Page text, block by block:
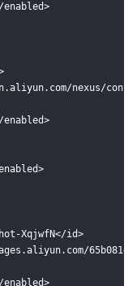
enabled>
nexus/
enabled>
XqjwfN</id>
enabled>